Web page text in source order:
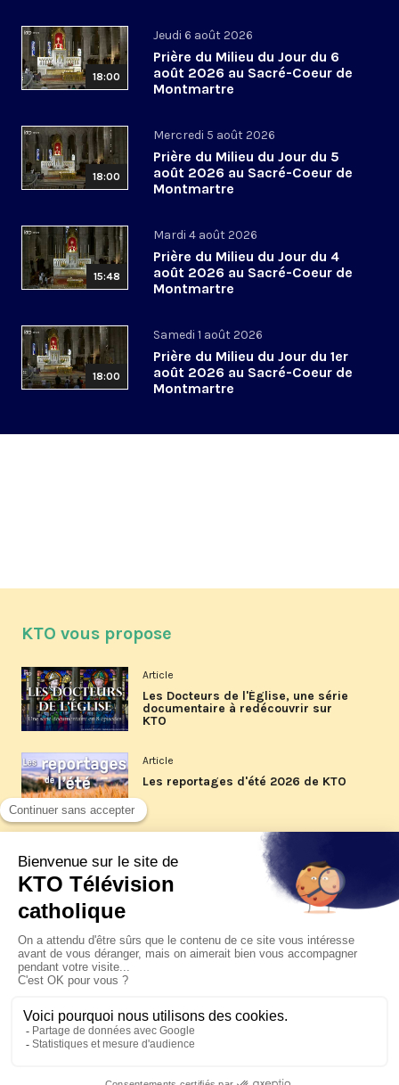
18:00
Jeudi 6 août 2026
Prière du Milieu du Jour du 6
août 2026 au Sacré-Coeur de
Montmartre
18:00
Mercredi 5 août 2026
Prière du Milieu du Jour du 5
août 2026 au Sacré-Coeur de
Montmartre
15:48
Mardi 4 août 2026
Prière du Milieu du Jour du 4
août 2026 au Sacré-Coeur de
Montmartre
18:00
Samedi 1 août 2026
Prière du Milieu du Jour du 1er
août 2026 au Sacré-Coeur de
Montmartre
KTO vous propose
Article
Les Docteurs de l'Église, une série
documentaire à redécouvrir sur
KTO
Article
Les reportages d'été 2026 de KTO
La visite pastorale du pape Léon
XIV à Assise à suivre sur KTO le
jeudi 6 août
Le pape en Uruguay, Argentine et
Pérou du 6 au 17 novembre 2026
© KTO 2026 —Contact